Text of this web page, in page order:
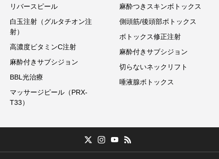
リバースピール
白玉注射（グルタチオン注
射）
高濃度ビタミンC注射
麻酔付きサブシジョン
BBL光治療
マッサージピール（PRX-
T33）
麻酔つきスキンボトックス
側頭筋/後頭部ボトックス
ボトックス修正注射
麻酔付きサブシジョン
切らないネックリフト
唾液腺ボトックス